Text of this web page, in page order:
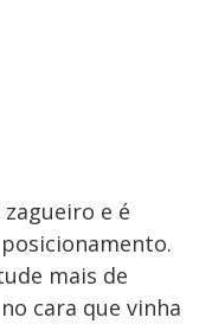
e é
mais de
cara que vinha